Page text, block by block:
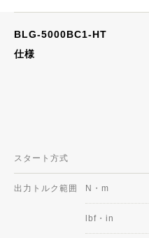
BLG-5000BC1-HT
仕様
スタート方式
出力トルク範囲 N・m
lbf・in